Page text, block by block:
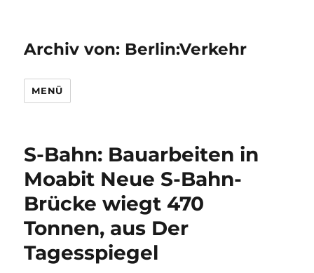
Archiv von: Berlin:Verkehr
MENÜ
S-Bahn: Bauarbeiten in
Moabit Neue S-Bahn-
Brücke wiegt 470
Tonnen, aus Der
Tagesspiegel